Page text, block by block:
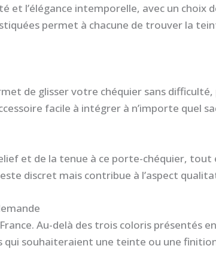
et l’élégance intemporelle, avec un
permet à chacune de trouver la
de glisser votre chéquier sans difficulté,
facile à intégrer à n’importe quel
et de la tenue à ce porte-chéquier,
discret mais contribue à l’aspect
Au-delà des trois coloris présentés
souhaiteraient une teinte ou une